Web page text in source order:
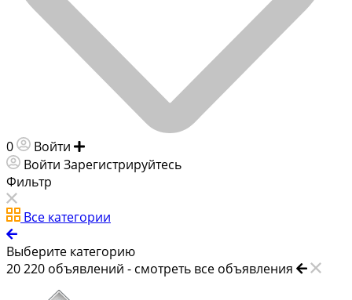
0 Войти
Войти Зарегистрируйтесь
Фильтр
Все категории
Выберите категорию
20 220 объявлений - смотреть все объявления